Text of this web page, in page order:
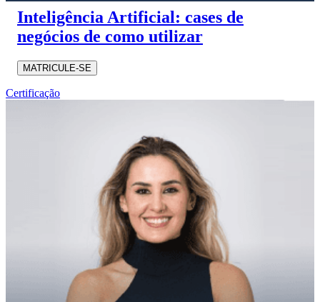
Inteligência Artificial: cases de
negócios de como utilizar
MATRICULE-SE
Certificação